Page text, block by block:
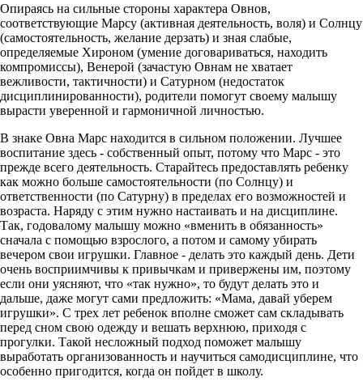
Опираясь на сильные стороны характера Овнов,
соответствующие Марсу (активная деятельность, воля) и Солнцу
(самостоятельность, желание дерзать) и зная слабые,
определяемые Хироном (умение договариваться, находить
компромиссы), Венерой (зачастую Овнам не хватает
вежливости, тактичности) и Сатурном (недостаток
дисциплинированности), родители помогут своему малышу
вырасти уверенной и гармоничной личностью.
В знаке Овна Марс находится в сильном положении. Лучшее
воспитание здесь - собственный опыт, потому что Марс - это
прежде всего деятельность. Старайтесь предоставлять ребенку
как можно больше самостоятельности (по Солнцу) и
ответственности (по Сатурну) в пределах его возможностей и
возраста. Наряду с этим нужно настаивать и на дисциплине.
Так, годовалому малышу можно «вменить в обязанность»
сначала с помощью взрослого, а потом и самому убирать
вечером свои игрушки. Главное - делать это каждый день. Дети
очень восприимчивы к привычкам и привержены им, поэтому
если они уясняют, что «так нужно», то будут делать это и
дальше, даже могут сами предложить: «Мама, давай уберем
игрушки». С трех лет ребенок вполне сможет сам складывать
перед сном свою одежду и вешать верхнюю, приходя с
прогулки. Такой несложный подход поможет малышу
выработать организованность и научиться самодисциплине, что
особенно пригодится, когда он пойдет в школу.